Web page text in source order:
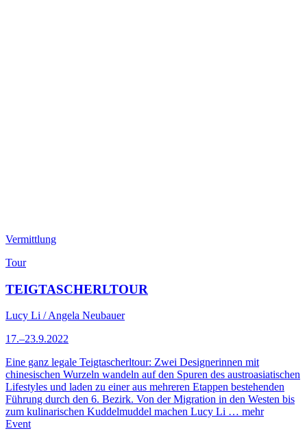
Vermittlung
Tour
TEIGTASCHERLTOUR
Lucy Li / Angela Neubauer
17.–23.9.2022
Eine ganz legale Teigtascherltour: Zwei Designerinnen mit
chinesischen Wurzeln wandeln auf den Spuren des austroasiatischen
Lifestyles und laden zu einer aus mehreren Etappen bestehenden
Führung durch den 6. Bezirk. Von der Migration in den Westen bis
zum kulinarischen Kuddelmuddel machen Lucy Li … mehr
Event